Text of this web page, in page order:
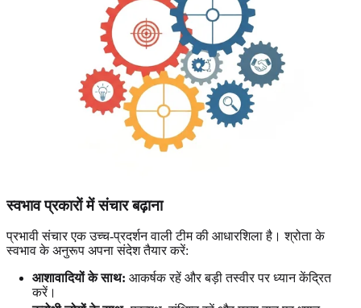
स्वभाव प्रकारों में संचार बढ़ाना
प्रभावी संचार एक उच्च-प्रदर्शन वाली टीम की आधारशिला है। श्रोता के
स्वभाव के अनुरूप अपना संदेश तैयार करें:
आशावादियों के साथ: आकर्षक रहें और बड़ी तस्वीर पर ध्यान केंद्रित
करें।